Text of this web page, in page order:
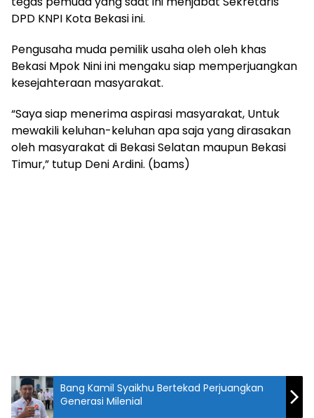
DPD KNPI Kota Bekasi ini.
Pengusaha muda pemilik usaha oleh oleh khas
Bekasi Mpok Nini ini mengaku siap memperjuangkan
kesejahteraan masyarakat.
“Saya siap menerima aspirasi masyarakat, Untuk
mewakili keluhan-keluhan apa saja yang dirasakan
oleh masyarakat di Bekasi Selatan maupun Bekasi
Timur,” tutup Deni Ardini. (bams)
Bang Kamil Syaikhu Bertekad Perjuangkan
Generasi Milenial